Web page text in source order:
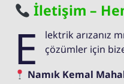
İletişim –
E
lektrik arızanız
çözümler için
Namık Kemal